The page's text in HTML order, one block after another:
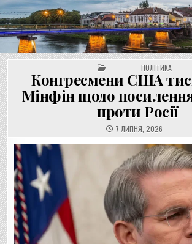
Перейти
до
вмісту
UNGVAR.UZ.UA
POSTED INПОЛІТИКА
Конгресмени США
Мінфін щодо
проти Росії
7 ЛИПНЯ, 2026